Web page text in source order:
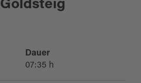
Goldsteig
Dauer
07:35 h